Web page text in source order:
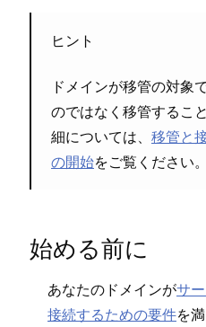
ヒント
ドメインが移管の対象
のではなく移管するこ
細については⁠、 移管と
の開始をご覧ください⁠。
始める前に
あなたのドメインがサ⁠
接続するための要件を